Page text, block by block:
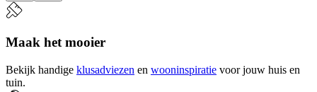
Maak het mooier
Bekijk handige klusadviezen en wooninspiratie voor jouw huis en
tuin.